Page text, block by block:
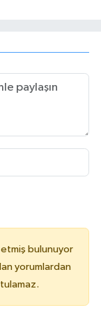
etmiş bulunuyor
yorumlardan